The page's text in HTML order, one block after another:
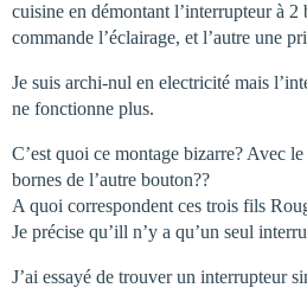
cuisine en démontant l’interrupteur à 2
commande l’éclairage, et l’autre une
Je suis archi-nul en electricité mais
ne fonctionne plus.
C’est quoi ce montage bizarre? Avec
bornes de l’autre bouton??
A quoi correspondent ces trois fils
Je précise qu’ill n’y a qu’un seul
J’ai essayé de trouver un interrupteur